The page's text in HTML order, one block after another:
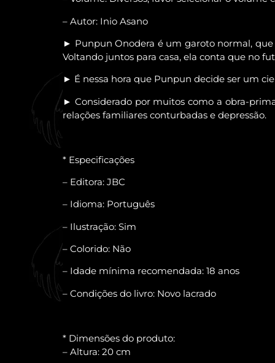
– Autor: Inio Asano
► Punpun Onodera é um garoto normal, que
Voltando juntos para casa, ela conta que no
► É nessa hora que Punpun decide ser um
► Considerado por muitos como a obra-
relações familiares conturbadas e depressão.
* Especificações
– Editora: JBC
– Idioma: Português
– Ilustração: Sim
– Colorido: Não
– Idade mínima recomendada: 18 anos
– Condições do livro: Novo lacrado
* Dimensões do produto:
– Altura: 20 cm